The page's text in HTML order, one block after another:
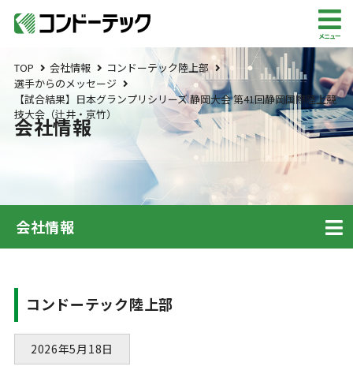
メニュー
TOP 会社情報
コンドーテック陸上部
選手からのメッセージ
【試合結果】日本グランプリシリーズ 静岡大会 第41回静岡国際陸上競
技大会（辻井・京竹）
会社情報
会社情報
コンドーテック陸上部
2026年5月18日